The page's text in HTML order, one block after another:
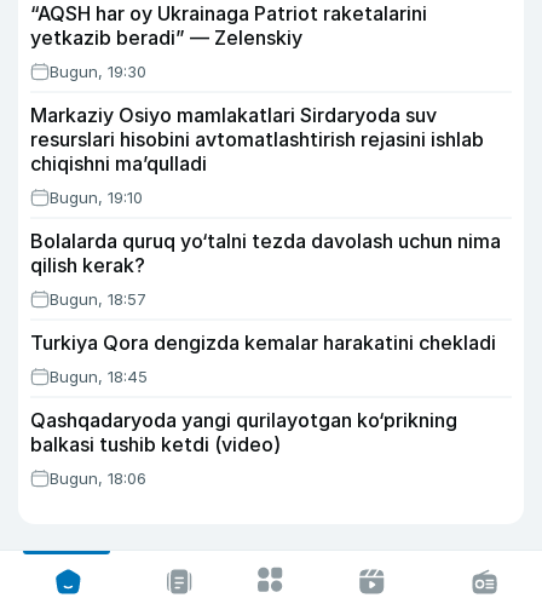
“AQSH har oy Ukrainaga Patriot raketalarini
yetkazib beradi” — Zelenskiy
Bugun, 19:30
Markaziy Osiyo mamlakatlari Sirdaryoda suv
resurslari hisobini avtomatlashtirish rejasini ishlab
chiqishni ma’qulladi
Bugun, 19:10
Bolalarda quruq yo‘talni tezda davolash uchun nima
qilish kerak?
Bugun, 18:57
Turkiya Qora dengizda kemalar harakatini chekladi
Bugun, 18:45
Qashqadaryoda yangi qurilayotgan ko‘prikning
balkasi tushib ketdi (video)
Bugun, 18:06